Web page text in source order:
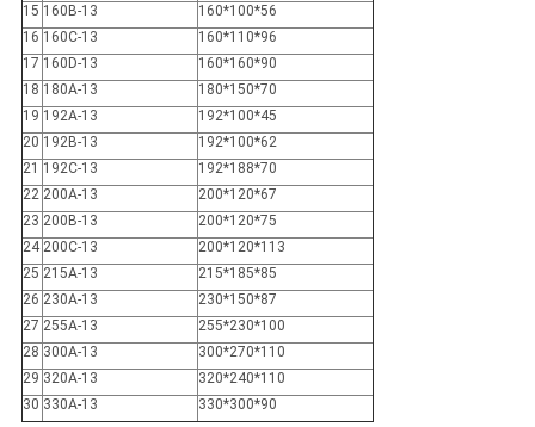
15 160B-13
160*100*56
16 160C-13
160*110*96
17 160D-13
160*160*90
18 180A-13
180*150*70
19 192A-13
192*100*45
20 192B-13
192*100*62
21 192C-13
192*188*70
22 200A-13
200*120*67
23 200B-13
200*120*75
24 200C-13
200*120*113
25 215A-13
215*185*85
26 230A-13
230*150*87
27 255A-13
255*230*100
28 300A-13
300*270*110
29 320A-13
320*240*110
30 330A-13 330*300*90